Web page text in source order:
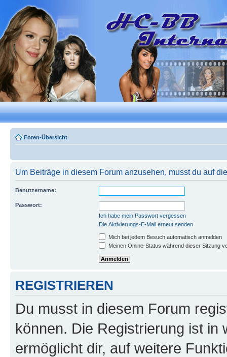
Foren-Übersicht
Um Beiträge in diesem Forum anzusehen, musst du auf
Benutzername:
Passwort:
Ich habe mein Passwort vergessen
Die Aktivierungs-E-Mail erneut senden
Mich bei jedem Besuch automatisch anmelden
Meinen Online-Status während dieser Sitzung
REGISTRIEREN
Du musst in diesem Forum
können. Die Registrierung ist in
ermöglicht dir, auf weitere